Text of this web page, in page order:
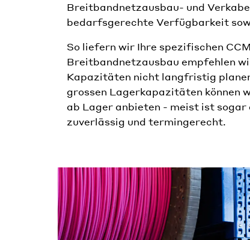
Breitbandnetzausbau- und
bedarfsgerechte Verfügbarkeit
So liefern wir Ihre spezifischen
Breitbandnetzausbau empfehlen
Kapazitäten nicht langfristig
grossen Lagerkapazitäten können
ab Lager anbieten - meist ist
zuverlässig und termingerecht.